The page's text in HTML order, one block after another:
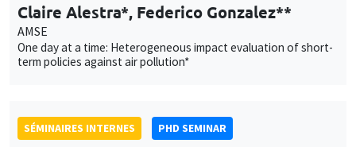
Claire Alestra*, Federico Gonzalez**
AMSE
One day at a time: Heterogeneous impact evaluation of short-
term policies against air pollution*
SÉMINAIRES INTERNES
PHD SEMINAR